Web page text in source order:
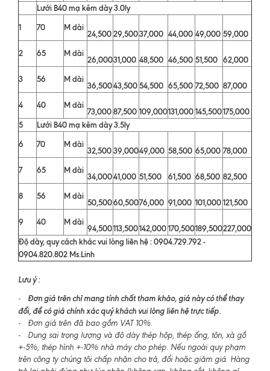
Lưới B40 mạ kẽm dày 3.0ly
1
70 M dài
24,50029,50037,000 44,000 49,000 59,000
2
65 M dài
26,00031,000 48,500 46,500 51,500 62,000
3
56 M dài
36,50043,50054,500 65,500 72,500 87,000
4
40 M dài
73,00087,500 109,000131,000145,500175,000
5
Lưới B40 mạ kẽm dày 3.5ly
6
70 M dài
32,50039,00049,000 58,500 65,000 78,000
7
65 M dài
34,00041,000 51,500 61,500 68,500 82,500
8
56 M dài
50,50060,50076,000 91,000 101,000121,500
9
40 M dài
94,500113,500142,000170,500189,500227,000
Độ dày, quy cách khác vui lòng liên hệ : 0904.729.792 -
0904.820.802 Ms.Linh
Lưu ý :
- Đơn giá trên chỉ mang tính chất tham khảo, giá này có thể thay
đổi, để có giá chính xác quý khách vui lòng liên hệ trực tiếp.
- Đơn giá trên đã bao gồm VAT 10%.
- Dung sai trọng lượng và độ dày thép hộp, thép ống, tôn, xà gồ
+-5%, thép hình +-10% nhà máy cho phép. Nếu ngoài quy phạm
trên công ty chúng tôi chấp nhận cho trả, đổi hoặc giảm giá. Hàng